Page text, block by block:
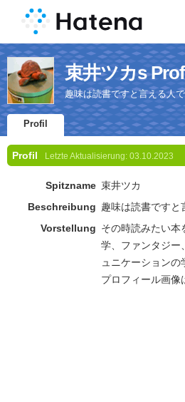
束井ツカs
趣味は読書ですと言える人
Profil
Profil Letzte Aktualisierung: 03.10.2023
Spitzname 束井ツカ
Beschreibung 趣味は読書ですと
Vorstellung その時読みたい本
学、ファンタジー
ュニケーション
プロフィール画像